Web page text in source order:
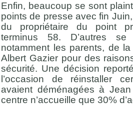
Enfin, beaucoup se sont
points de presse avec fin
du propriétaire du point
terminus 58. D’autres
notamment les parents, de
Albert Gazier pour des
sécurité. Une décision
l’occasion de réinstaller
avaient déménagées à
centre n’accueille que 30%